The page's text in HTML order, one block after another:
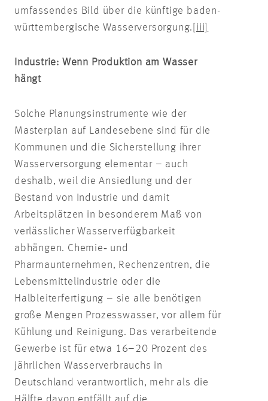
umfassendes Bild über die künftige baden-
württembergische Wasserversorgung. [iii]
Industrie: Wenn Produktion am Wasser
hängt
Solche Planungsinstrumente wie der
Masterplan auf Landesebene sind für die
Kommunen und die Sicherstellung ihrer
Wasserversorgung elementar – auch
deshalb, weil die Ansiedlung und der
Bestand von Industrie und damit
Arbeitsplätzen in besonderem Maß von
verlässlicher Wasserverfügbarkeit
abhängen. Chemie‑ und
Pharmaunternehmen, Rechenzentren, die
Lebensmittelindustrie oder die
Halbleiterfertigung – sie alle benötigen
große Mengen Prozesswasser, vor allem für
Kühlung und Reinigung. Das verarbeitende
Gewerbe ist für etwa 16–20 Prozent des
jährlichen Wasserverbrauchs in
Deutschland verantwortlich, mehr als die